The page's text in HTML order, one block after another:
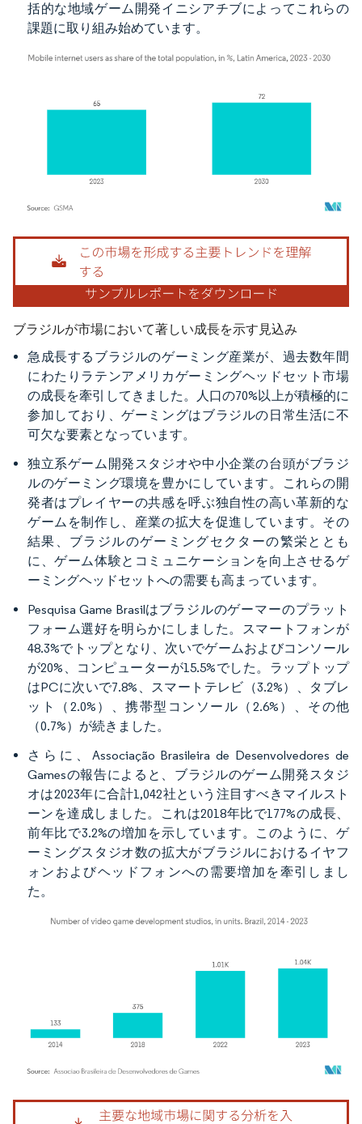
括的な地域ゲーム開発イニシアチブによってこれらの
課題に取り組み始めています。
画像 © Mordor Intelligence。再利用にはCC BY 4.0の表示が必要です。
ブラジルが市場において著しい成長を示す見込み
急成長するブラジルのゲーミング産業が、過去数年間
にわたりラテンアメリカゲーミングヘッドセット市場
の成長を牽引してきました。人口の70%以上が積極的に
参加しており、ゲーミングはブラジルの日常生活に不
可欠な要素となっています。
独立系ゲーム開発スタジオや中小企業の台頭がブラジ
ルのゲーミング環境を豊かにしています。これらの開
発者はプレイヤーの共感を呼ぶ独自性の高い革新的な
ゲームを制作し、産業の拡大を促進しています。その
結果、ブラジルのゲーミングセクターの繁栄ととも
に、ゲーム体験とコミュニケーションを向上させるゲ
ーミングヘッドセットへの需要も高まっています。
Pesquisa Game Brasilはブラジルのゲーマーのプラット
フォーム選好を明らかにしました。スマートフォンが
48.3%でトップとなり、次いでゲームおよびコンソール
が20%、コンピューターが15.5%でした。ラップトップ
はPCに次いで7.8%、スマートテレビ（3.2%）、タブレ
ット（2.0%）、携帯型コンソール（2.6%）、その他
（0.7%）が続きました。
さらに、Associação Brasileira de Desenvolvedores de
Gamesの報告によると、ブラジルのゲーム開発スタジ
オは2023年に合計1,042社という注目すべきマイルスト
ーンを達成しました。これは2018年比で177%の成長、
前年比で3.2%の増加を示しています。このように、ゲ
ーミングスタジオ数の拡大がブラジルにおけるイヤフ
ォンおよびヘッドフォンへの需要増加を牽引しまし
た。
画像 © Mordor Intelligence。再利用にはCC BY 4.0の表示が必要です。